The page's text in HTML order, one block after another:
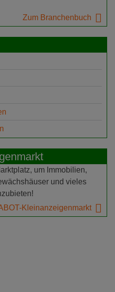
Zum Branchenbuch
um Immobilien,
und vieles
Kleinanzeigenmarkt